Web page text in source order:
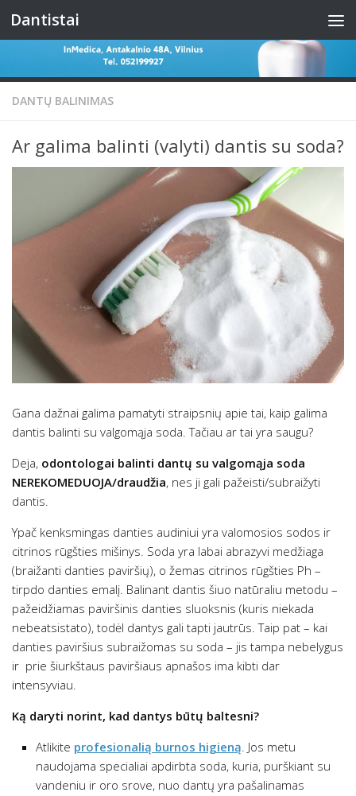
Skip to content
Dantistai
DANTŲ BALINIMAS
Ar galima balinti (valyti) dantis su soda?
Gana dažnai galima pamatyti straipsnių apie tai, kaip galima
dantis balinti su valgomąja soda. Tačiau ar tai yra saugu?
Deja, odontologai balinti dantų su valgomąja soda
NEREKOMEDUOJA/draudžia, nes ji gali pažeisti/subraižyti
dantis.
Ypač kenksmingas danties audiniui yra valomosios sodos ir
citrinos rūgšties mišinys. Soda yra labai abrazyvi medžiaga
(braižanti danties paviršių), o žemas citrinos rūgšties Ph –
tirpdo danties emalį. Balinant dantis šiuo natūraliu metodu –
pažeidžiamas paviršinis danties sluoksnis (kuris niekada
nebeatsistato), todėl dantys gali tapti jautrūs. Taip pat – kai
danties paviršius subraižomas su soda – jis tampa nebelygus
ir prie šiurkštaus paviršiaus apnašos ima kibti dar
intensyviau.
Ką daryti norint, kad dantys būtų baltesni?
Atlikite profesionalią burnos higieną. Jos metu
naudojama specialiai apdirbta soda, kuria, purškiant su
vandeniu ir oro srove, nuo dantų yra pašalinamas